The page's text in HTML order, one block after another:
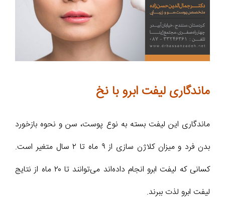
ماندگاری لیفت ابرو با نخ
ماندگاری این لیفت بسته به نوع پوست، سن و نحوه بازخورد
بدن فرد و میزان کلاژن سازی از ۹ ماه تا ۲ سال متغیر است.
کسانی که لیفت ابرو انجام داده‌اند می‌توانند تا ۲۰ ماه از نتایج
لیفت ابرو لذت ببرند.